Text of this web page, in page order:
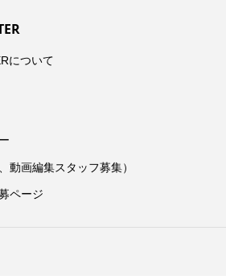
について
動画編集スタッフ募集）
ページ